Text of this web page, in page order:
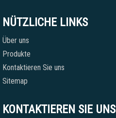
NÜTZLICHE LINKS
Über uns
Produkte
Kontaktieren Sie uns
Sitemap
KONTAKTIEREN SIE UNS